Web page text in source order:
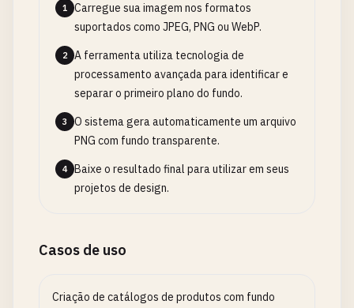
1
Carregue sua imagem nos formatos
suportados como JPEG, PNG ou WebP.
2
A ferramenta utiliza tecnologia de
processamento avançada para identificar e
separar o primeiro plano do fundo.
3
O sistema gera automaticamente um arquivo
PNG com fundo transparente.
4
Baixe o resultado final para utilizar em seus
projetos de design.
Casos de uso
Criação de catálogos de produtos com fundo